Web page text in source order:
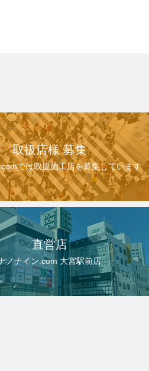
取扱店様 募集
では取扱施工店を募集しています
直営店
ノナイン.com 大宮駅前店